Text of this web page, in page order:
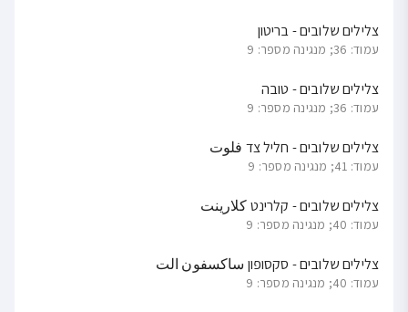
צלילים שלובים - בריטון
עמוד: 36; מנגינה מספר: 9
צלילים שלובים - טובה
עמוד: 36; מנגינה מספר: 9
צלילים שלובים - חליל צד فلوت
עמוד: 41; מנגינה מספר: 9
צלילים שלובים - קלרינט كلارينت
עמוד: 40; מנגינה מספר: 9
צלילים שלובים - סקסופון ساكسفون الت
עמוד: 40; מנגינה מספר: 9